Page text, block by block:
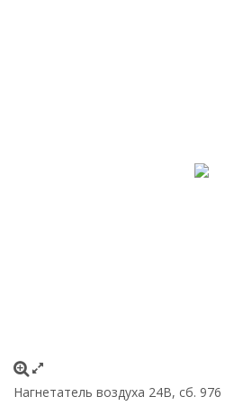
Нагнетатель воздуха 24В, сб. 976